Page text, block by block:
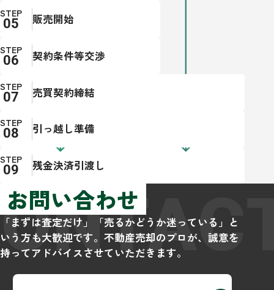
STEP 販売開始
STEP 契約条件等交渉
STEP 売買契約締結
STEP 引っ越し準備
STEP 残金決済引渡し
お問い合わせ
「まずは査定だけ」「売るかどうか迷っている」と
いう方も大歓迎です。不動産売却のプロが、誠意を
持ってアドバイスさせていただきます。